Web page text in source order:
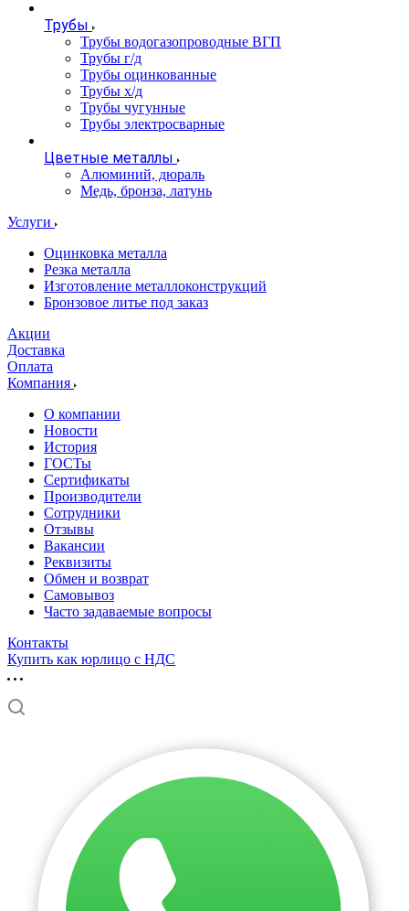
Трубы
Трубы водогазопроводные ВГП
Трубы г/д
Трубы оцинкованные
Трубы х/д
Трубы чугунные
Трубы электросварные
Цветные металлы
Алюминий, дюраль
Медь, бронза, латунь
Услуги
Оцинковка металла
Резка металла
Изготовление металлоконструкций
Бронзовое литье под заказ
Акции
Доставка
Оплата
Компания
О компании
Новости
История
ГОСТы
Сертификаты
Производители
Сотрудники
Отзывы
Вакансии
Реквизиты
Обмен и возврат
Самовывоз
Часто задаваемые вопросы
Контакты
Купить как юрлицо с НДС